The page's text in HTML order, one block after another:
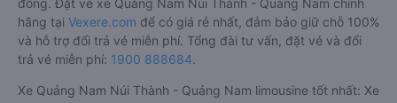
đồng. Đặt vé xe Quảng Nam Núi Thành - Quảng Nam chính
hãng tại Vexere.com để có giá rẻ nhất, đảm bảo giữ chỗ 100%
và hỗ trợ đổi trả vé miễn phí. Tổng đài tư vấn, đặt vé và đổi
trả vé miễn phí: 1900 888684.
Xe Quảng Nam Núi Thành - Quảng Nam limousine tốt nhất: Xe